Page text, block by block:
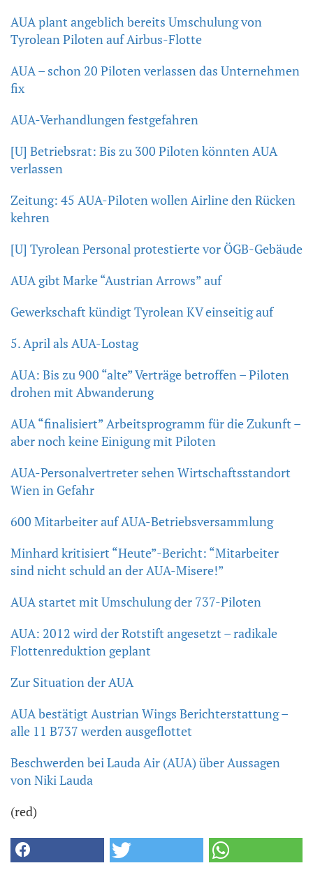
AUA plant angeblich bereits Umschulung von
Tyrolean Piloten auf Airbus-Flotte
AUA – schon 20 Piloten verlassen das Unternehmen
fix
AUA-Verhandlungen festgefahren
[U] Betriebsrat: Bis zu 300 Piloten könnten AUA
verlassen
Zeitung: 45 AUA-Piloten wollen Airline den Rücken
kehren
[U] Tyrolean Personal protestierte vor ÖGB-Gebäude
AUA gibt Marke “Austrian Arrows” auf
Gewerkschaft kündigt Tyrolean KV einseitig auf
5. April als AUA-Lostag
AUA: Bis zu 900 “alte” Verträge betroffen – Piloten
drohen mit Abwanderung
AUA “finalisiert” Arbeitsprogramm für die Zukunft –
aber noch keine Einigung mit Piloten
AUA-Personalvertreter sehen Wirtschaftsstandort
Wien in Gefahr
600 Mitarbeiter auf AUA-Betriebsversammlung
Minhard kritisiert “Heute”-Bericht: “Mitarbeiter
sind nicht schuld an der AUA-Misere!”
AUA startet mit Umschulung der 737-Piloten
AUA: 2012 wird der Rotstift angesetzt – radikale
Flottenreduktion geplant
Zur Situation der AUA
AUA bestätigt Austrian Wings Berichterstattung –
alle 11 B737 werden ausgeflottet
Beschwerden bei Lauda Air (AUA) über Aussagen
von Niki Lauda
(red)